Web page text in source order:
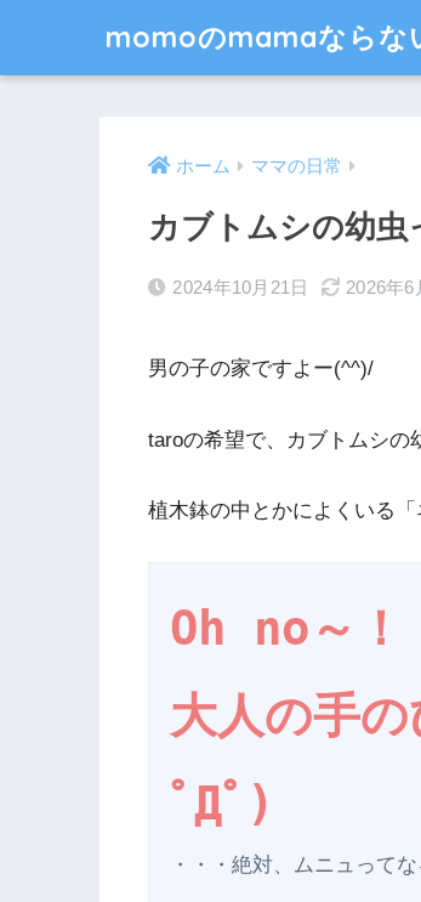
momoのmamaならな
ホーム ママの日常
カブトムシの幼
2024年10月21日 2026年6
男の子の家ですよー(^^)/
taroの希望で、カブトムシの
植木鉢の中とかによくいる
Oh no～！
大人の手
ﾟДﾟ)
・・・絶対、ムニュっ